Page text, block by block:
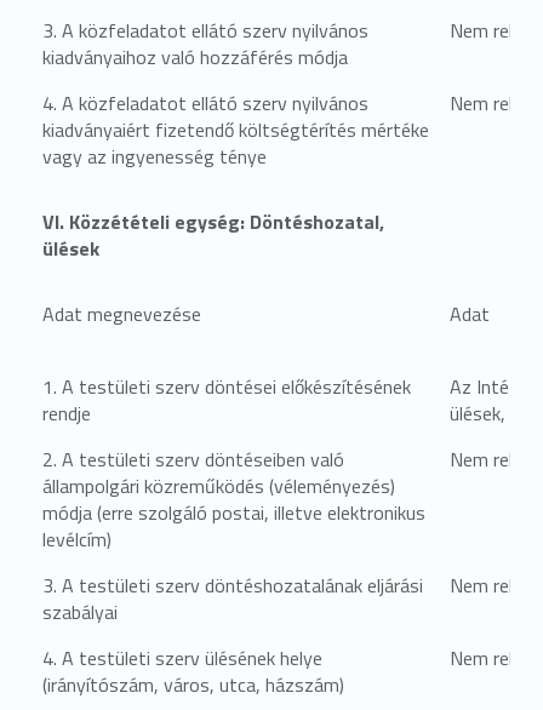
3. A közfeladatot ellátó szerv nyilvános
kiadványaihoz való hozzáférés módja
Nem
4. A közfeladatot ellátó szerv nyilvános
kiadványaiért fizetendő költségtérítés mértéke
vagy az ingyenesség ténye
Nem
VI. Közzétételi egység: Döntéshozatal,
ülések
Adat megnevezése Adat
1. A testületi szerv döntései előkészítésének
rendje
Az
ülések,
2. A testületi szerv döntéseiben való
állampolgári közreműködés (véleményezés)
módja (erre szolgáló postai, illetve elektronikus
levélcím)
Nem
3. A testületi szerv döntéshozatalának eljárási
szabályai
Nem
4. A testületi szerv ülésének helye
(irányítószám, város, utca, házszám)
Nem